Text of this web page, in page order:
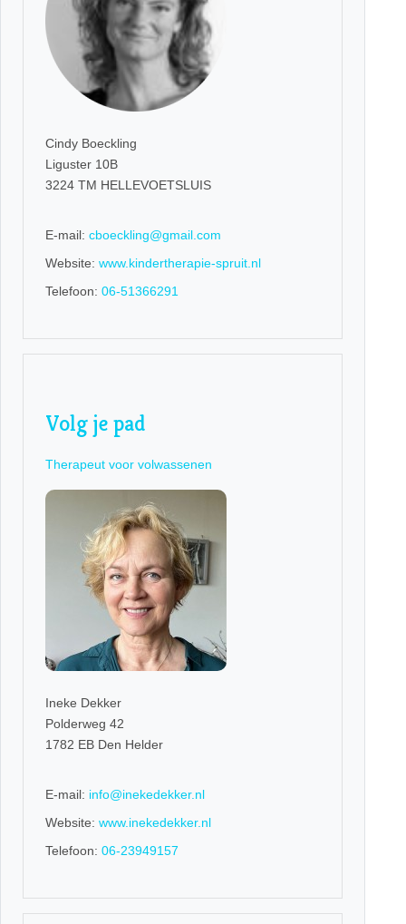
Cindy Boeckling
Liguster 10B
3224 TM HELLEVOETSLUIS
E-mail: cboeckling@gmail.com
Website: www.kindertherapie-spruit.nl
Telefoon: 06-51366291
Volg je pad
Therapeut voor volwassenen
Ineke Dekker
Polderweg 42
1782 EB Den Helder
E-mail: info@inekedekker.nl
Website: www.inekedekker.nl
Telefoon: 06-23949157